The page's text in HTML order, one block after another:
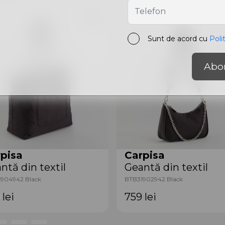
din textil
Black
lei
Carpisa
Geantă din textil
BTB31902942 Black
759 lei
Sunt de acord cu